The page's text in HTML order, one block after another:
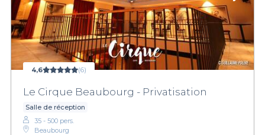
4,6 (6)
Le Cirque Beaubourg - Privatisation
Salle de réception
35 - 500 pers.
Beaubourg